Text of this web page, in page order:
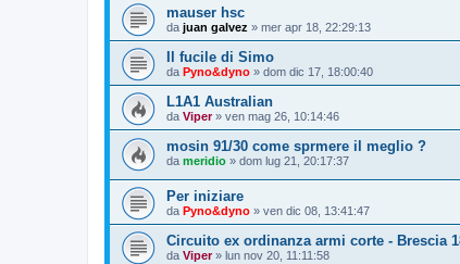
mauser hsc
da juan galvez » mer apr 18, 22:29:13
Il fucile di Simo
da Pyno&dyno » dom dic 17, 18:00:40
L1A1 Australian
da Viper» ven mag 26, 10:14:46
mosin 91/30 come sprmere il meglio ?
da meridio » dom lug 21, 20:17:37
Per iniziare
da Pyno&dyno » ven dic 08, 13:41:47
Circuito ex ordinanza armi corte - Brescia
da Viper» lun nov 20, 11:11:58